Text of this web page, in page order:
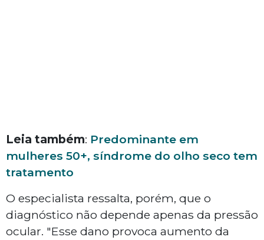
Leia também: Predominante em
mulheres 50+, síndrome do olho seco tem
tratamento
O especialista ressalta, porém, que o
diagnóstico não depende apenas da pressão
ocular. "Esse dano provoca aumento da